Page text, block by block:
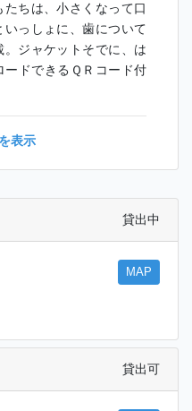
たちは、小さくなって口
っしょに、歯について
ジャケットそでに、は
ドできるＱＲコード付
表示
貸出中
MAP
貸出可